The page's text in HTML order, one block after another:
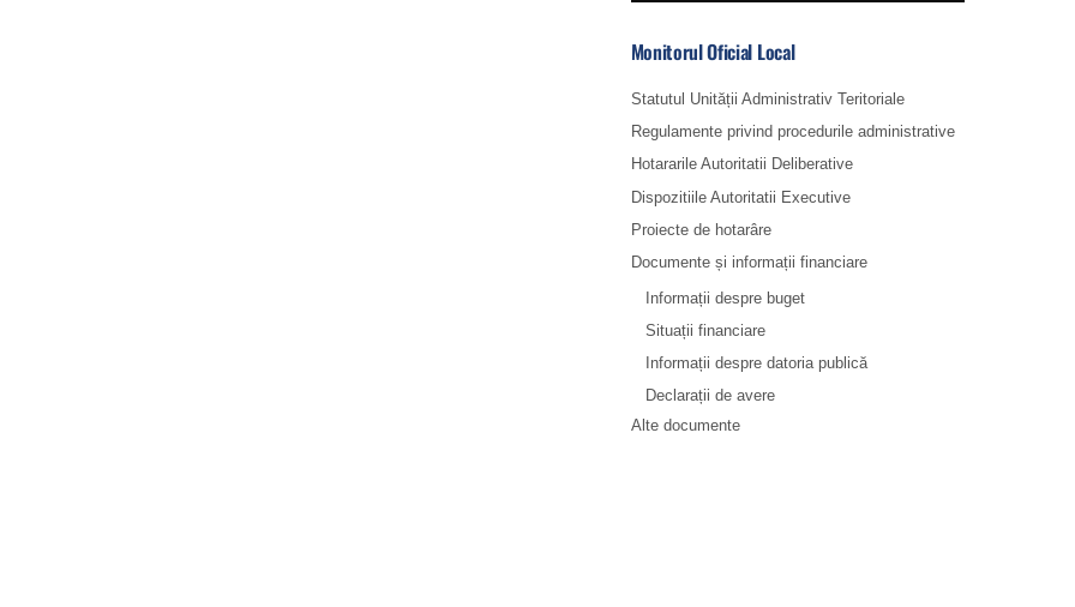
Monitorul Oficial Local
Statutul Unității Administrativ Teritoriale
Regulamente privind procedurile administrative
Hotararile Autoritatii Deliberative
Dispozitiile Autoritatii Executive
Proiecte de hotarâre
Documente și informații financiare
Informații despre buget
Situații financiare
Informații despre datoria publică
Declarații de avere
Alte documente